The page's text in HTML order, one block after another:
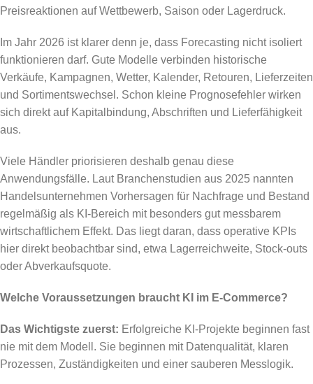
Preisreaktionen auf Wettbewerb, Saison oder Lagerdruck.
Im Jahr 2026 ist klarer denn je, dass Forecasting nicht isoliert
funktionieren darf. Gute Modelle verbinden historische
Verkäufe, Kampagnen, Wetter, Kalender, Retouren, Lieferzeiten
und Sortimentswechsel. Schon kleine Prognosefehler wirken
sich direkt auf Kapitalbindung, Abschriften und Lieferfähigkeit
aus.
Viele Händler priorisieren deshalb genau diese
Anwendungsfälle. Laut Branchenstudien aus 2025 nannten
Handelsunternehmen Vorhersagen für Nachfrage und Bestand
regelmäßig als KI-Bereich mit besonders gut messbarem
wirtschaftlichem Effekt. Das liegt daran, dass operative KPIs
hier direkt beobachtbar sind, etwa Lagerreichweite, Stock-outs
oder Abverkaufsquote.
Welche Voraussetzungen braucht KI im E-Commerce?
Das Wichtigste zuerst: Erfolgreiche KI-Projekte beginnen fast
nie mit dem Modell. Sie beginnen mit Datenqualität, klaren
Prozessen, Zuständigkeiten und einer sauberen Messlogik.